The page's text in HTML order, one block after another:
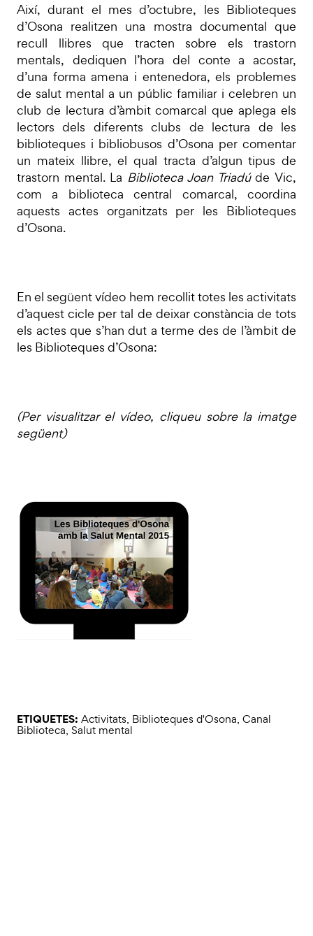
Així, durant el mes d’octubre, les Biblioteques
d’Osona realitzen una mostra documental que
recull llibres que tracten sobre els trastorn
mentals, dediquen l’hora del conte a acostar,
d’una forma amena i entenedora, els problemes
de salut mental a un públic familiar i celebren un
club de lectura d’àmbit comarcal que aplega els
lectors dels diferents clubs de lectura de les
biblioteques i bibliobusos d’Osona per comentar
un mateix llibre, el qual tracta d’algun tipus de
trastorn mental. La Biblioteca Joan Triadúde Vic,
com a biblioteca central comarcal, coordina
aquests actes organitzats per les Biblioteques
d’Osona.
En el següent vídeo hem recollit totes les activitats
d’aquest cicle per tal de deixar constància de tots
els actes que s’han dut a terme des de l’àmbit de
les Biblioteques d’Osona:
(Per visualitzar el vídeo, cliqueu sobre la imatge
següent)
ETIQUETES: Activitats, Biblioteques d'Osona, Canal
Biblioteca, Salut mental